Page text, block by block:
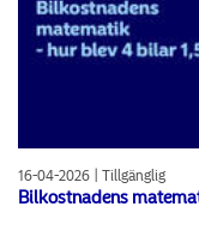
16-04-2026 | Tillgänglig
Bilkostnadens